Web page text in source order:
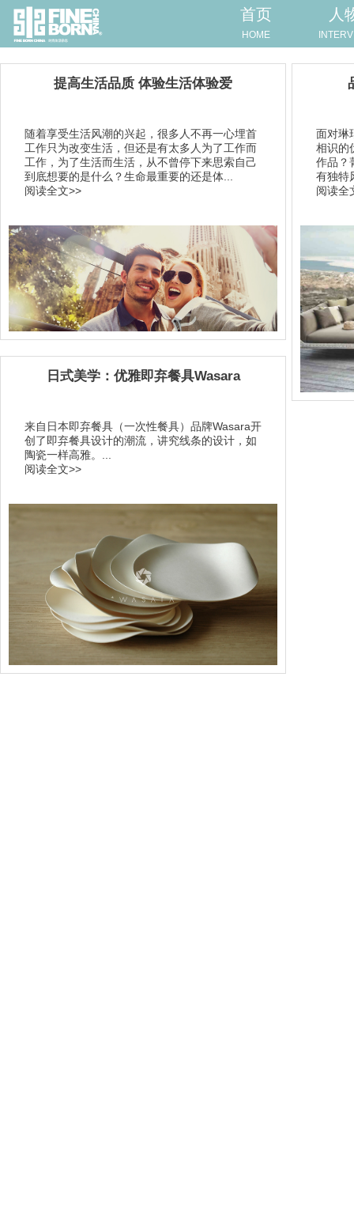
首页
HOME
人
提高生活品质 体验生活体验爱
随着享受生活风潮的兴起，很多人不再一心埋首
工作只为改变生活，但还是有太多人为了工作而
工作，为了生活而生活，从不曾停下来思索自己
到底想要的是什么？生命最重要的还是体...
阅读全文>>
面对琳
相识的
作品？
有独特
阅读全
日式美学：优雅即弃餐具Wasara
来自日本即弃餐具（一次性餐具）品牌Wasara开
创了即弃餐具设计的潮流，讲究线条的设计，如
陶瓷一样高雅。...
阅读全文>>